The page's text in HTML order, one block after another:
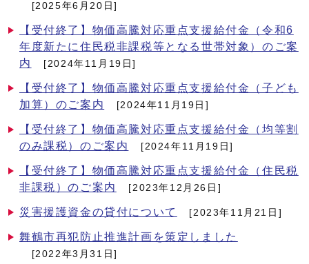
[2025年6月20日]
【受付終了】物価高騰対応重点支援給付金（令和6
年度新たに住民税非課税等となる世帯対象）のご案
内
[2024年11月19日]
【受付終了】物価高騰対応重点支援給付金（子ども
加算）のご案内
[2024年11月19日]
【受付終了】物価高騰対応重点支援給付金（均等割
のみ課税）のご案内
[2024年11月19日]
【受付終了】物価高騰対応重点支援給付金（住民税
非課税）のご案内
[2023年12月26日]
災害援護資金の貸付について [2023年11月21日]
舞鶴市再犯防止推進計画を策定しました
[2022年3月31日]